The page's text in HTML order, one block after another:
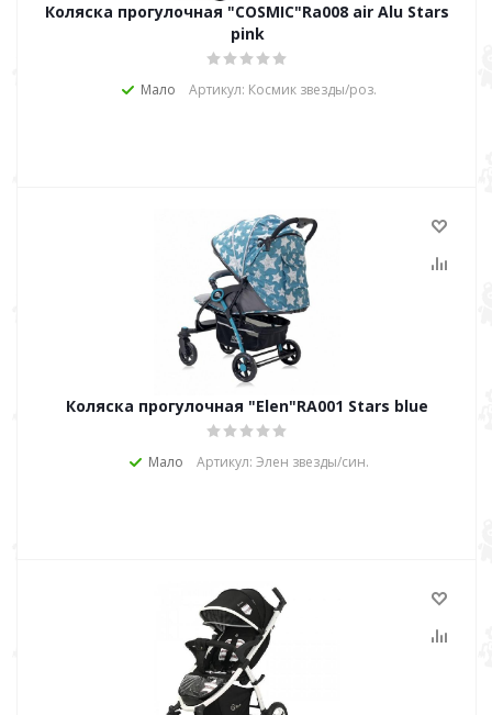
Коляска прогулочная "COSMIC"Ra008 air Alu Stars
pink
Мало Артикул: Космик звезды/роз.
Коляска прогулочная "Elen"RA001 Stars blue
Мало Артикул: Элен звезды/син.